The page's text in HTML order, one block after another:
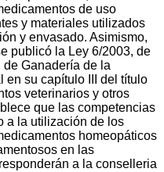
de uso
y materiales utilizados
y envasado. Asimismo,
publicó la Ley 6/2003, de
Ganadería de la
en su capítulo III del título
veterinarios y otros
que las competencias
a la utilización de los
homeopáticos
en las
a la conselleria